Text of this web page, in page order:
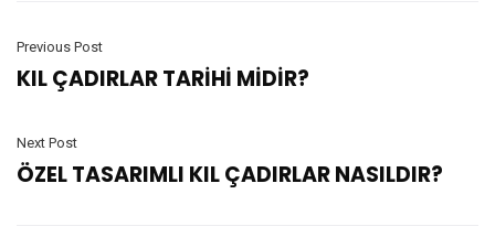
Previous Post
KIL ÇADIRLAR TARİHİ MİDİR?
Next Post
ÖZEL TASARIMLI KIL ÇADIRLAR NASILDIR?